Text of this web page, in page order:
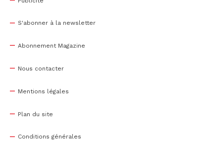
S'abonner à la newsletter
Abonnement Magazine
Nous contacter
Mentions légales
Plan du site
Conditions générales